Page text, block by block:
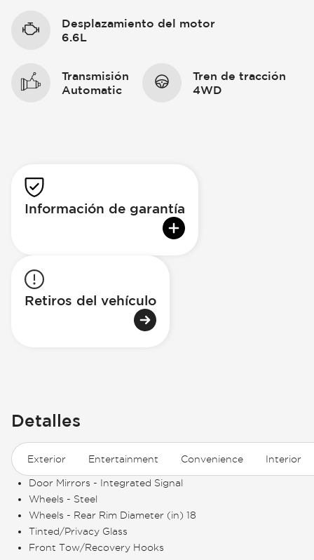
Desplazamiento del motor
6.6L
Transmisión
Automatic
Tren de tracción
4WD
Información de garantía
Retiros del vehículo
Detalles
Exterior Entertainment Convenience Interior
Door Mirrors - Integrated Signal
Wheels - Steel
Wheels - Rear Rim Diameter (in) 18
Tinted/Privacy Glass
Front Tow/Recovery Hooks